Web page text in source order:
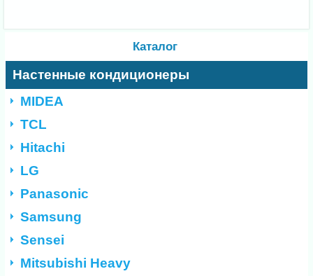
Каталог
Настенные кондиционеры
MIDEA
TCL
Hitachi
LG
Panasonic
Samsung
Sensei
Mitsubishi Heavy